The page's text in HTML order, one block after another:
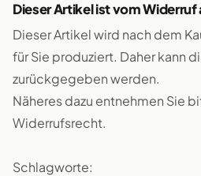
Dieser Artikel ist vom
Dieser Artikel wird nach dem
für Sie produziert. Daher kann
zurückgegeben werden.
Näheres dazu entnehmen Sie
Widerrufsrecht.
Schlagworte: